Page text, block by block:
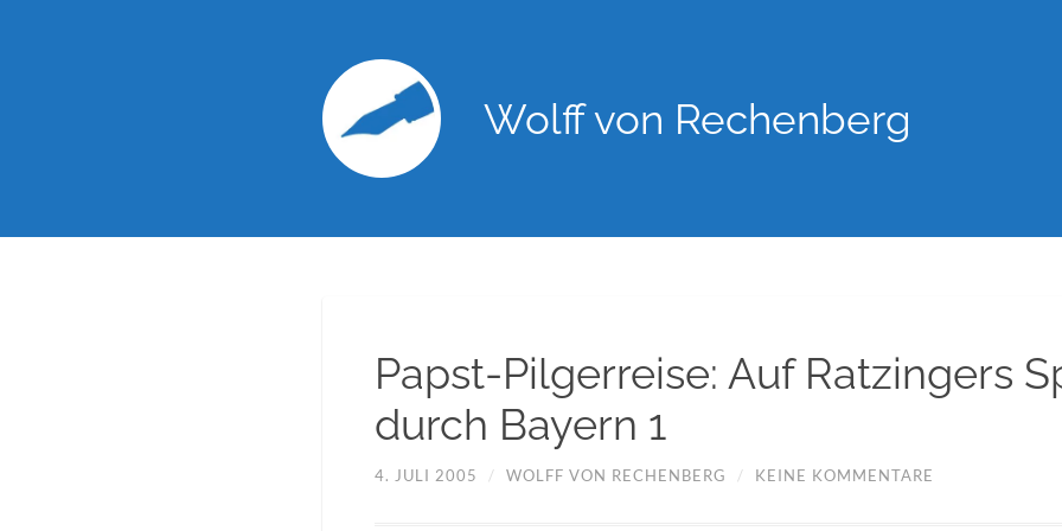
Wolff von Rechenberg
Papst-Pilgerreise: Auf Ratzingers
durch Bayern 1
4. JULI 2005 / WOLFF VON RECHENBERG / KEINE KOMMENTARE